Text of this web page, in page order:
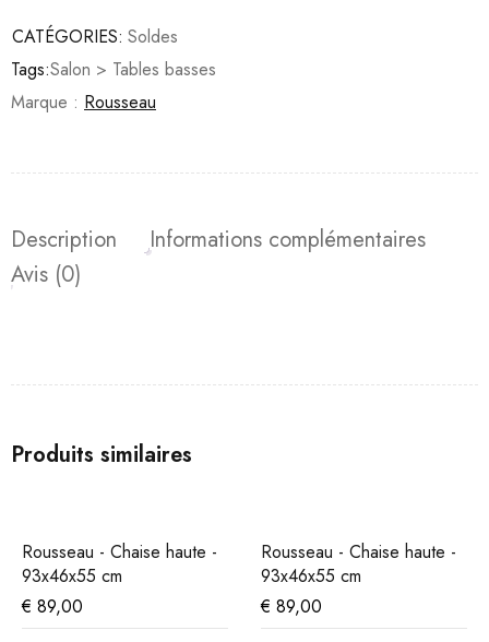
CATÉGORIES: Soldes
Tags:Salon > Tables basses
Marque : Rousseau
Description
Informations complémentaires
Avis (0)
Produits similaires
Rousseau - Chaise haute -
93x46x55 cm
€ 89,00
Rousseau - Chaise haute -
93x46x55 cm
€ 89,00